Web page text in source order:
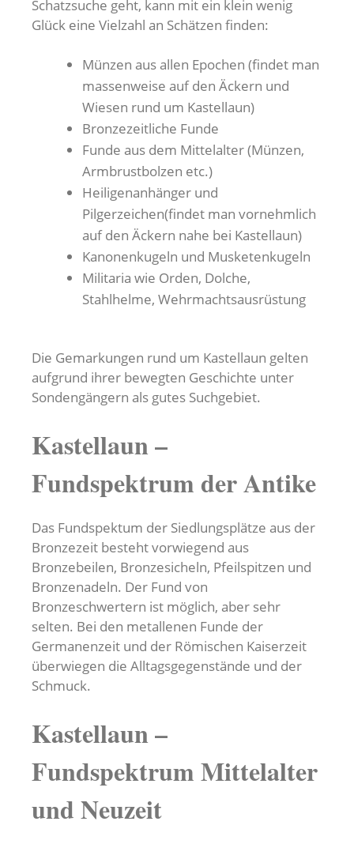
Schatzsuche geht, kann mit ein klein wenig
Glück eine Vielzahl an Schätzen finden:
Münzen aus allen Epochen (findet man
massenweise auf den Äckern und
Wiesen rund um Kastellaun)
Bronzezeitliche Funde
Funde aus dem Mittelalter (Münzen,
Armbrustbolzen etc.)
Heiligenanhänger und
Pilgerzeichen(findet man vornehmlich
auf den Äckern nahe bei Kastellaun)
Kanonenkugeln und Musketenkugeln
Militaria wie Orden, Dolche,
Stahlhelme, Wehrmachtsausrüstung
Die Gemarkungen rund um Kastellaun gelten
aufgrund ihrer bewegten Geschichte unter
Sondengängern als gutes Suchgebiet.
Kastellaun –
Fundspektrum der Antike
Das Fundspektum der Siedlungsplätze aus der
Bronzezeit besteht vorwiegend aus
Bronzebeilen, Bronzesicheln, Pfeilspitzen und
Bronzenadeln. Der Fund von
Bronzeschwertern ist möglich, aber sehr
selten. Bei den metallenen Funde der
Germanenzeit und der Römischen Kaiserzeit
überwiegen die Alltagsgegenstände und der
Schmuck.
Kastellaun –
Fundspektrum Mittelalter
und Neuzeit